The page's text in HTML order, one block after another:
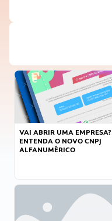
VAI ABRIR UMA EMPRESA?
ENTENDA O NOVO CNPJ
ALFANUMÉRICO